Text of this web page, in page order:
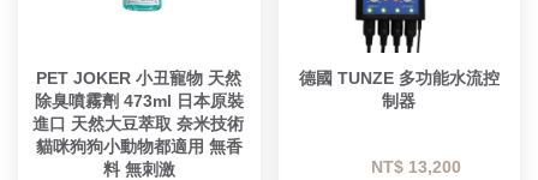
PET JOKER 小丑寵物 天然
除臭噴霧劑 473ml 日本原裝
進口 天然大豆萃取 奈米技術
貓咪狗狗小動物都適用 無香
料 無刺激
德國 TUNZE 多功能水流控
制器
NT$ 13,200